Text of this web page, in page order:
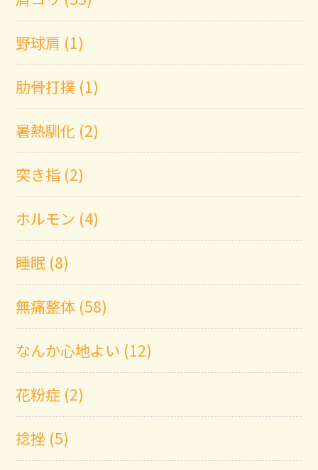
野球肩 (1)
肋骨打撲 (1)
暑熱馴化 (2)
突き指 (2)
ホルモン (4)
睡眠 (8)
無痛整体 (58)
なんか心地よい (12)
花粉症 (2)
捻挫 (5)